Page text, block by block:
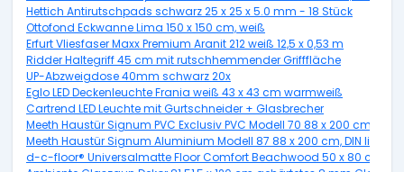
Hettich Antirutschpads schwarz 25 x 25 x 5.0 mm - 18 Stück
Ottofond Eckwanne Lima 150 x 150 cm, weiß
Erfurt Vliesfaser Maxx Premium Aranit 212 weiß 12,5 x 0,53 m
Ridder Haltegriff 45 cm mit rutschhemmender Grifffläche
UP-Abzweigdose 40mm schwarz 20x
Eglo LED Deckenleuchte Frania weiß 43 x 43 cm warmweiß
Cartrend LED Leuchte mit Gurtschneider + Glasbrecher
Meeth Haustür Signum PVC Exclusiv PVC Modell 70 88 x 200 cm, DIN
Meeth Haustür Signum Aluminium Modell 87 88 x 200 cm, DIN links,
d-c-floor® Universalmatte Floor Comfort Beachwood 50 x 80 cm